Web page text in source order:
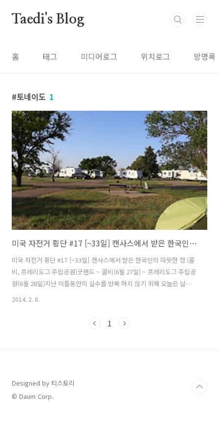
Taedi's Blog
홈 태그 미디어로그 위치로그 방명록
토네이도 1
미국 자전거 횡단 #17 [~33일] 캔사스에서 받은 한국인의 따듯한 정 (콜비, 프레리도그 주립공원)
미국 자전거 횡단 #17 [~33일] 캔사스에서 받은 한국인의 따듯한 정 (콜
비, 프레리도그 주립공원)굿랜드 ~ 콜비(6월 27일) ~ 프레리도그 주립공
원(6월 28일)지난 이틀동안의 실수를 반복 하지 않기 위해 오늘은 날이
밝자 득달같이 일어났다."일찍 일어난 새가 벌레를 잡는다"는 속담이 있
났다.프리웨이 주변에는 캠핑장 및 주유소, 모텔, 식당 정보를 안내하는
2014. 2. 8.
1
Designed by 티스토리
© Daum Corp.